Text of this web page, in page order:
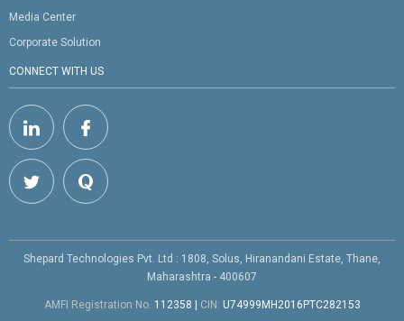
Media Center
Corporate Solution
CONNECT WITH US
Shepard Technologies Pvt. Ltd : 1808, Solus, Hiranandani Estate, Thane,
Maharashtra - 400607
AMFI Registration No. 112358 CIN: U74999MH2016PTC282153